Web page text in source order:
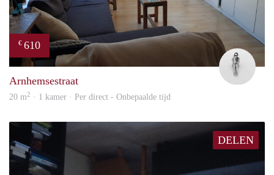
€ 610
Arnhemsestraat
20 m2 · 1 kamer · Per direct - Onbepaalde tijd
DELEN